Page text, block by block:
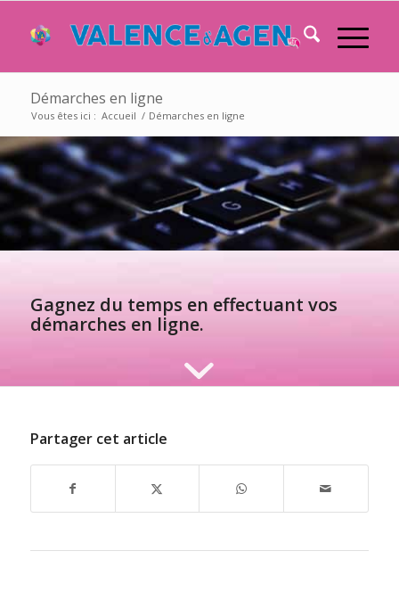
Démarches en ligne
Vous êtes ici : Accueil / Démarches en ligne
Gagnez du temps en effectuant vos
démarches en ligne.
Partager cet article